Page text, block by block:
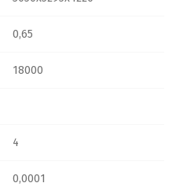
0,65
18000
4
0,0001